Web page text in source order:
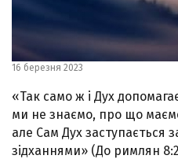
16 березня 2023
«Так само ж і Дух
ми не знаємо, про що
але Сам Дух заступається
зідханнями» (До римлян